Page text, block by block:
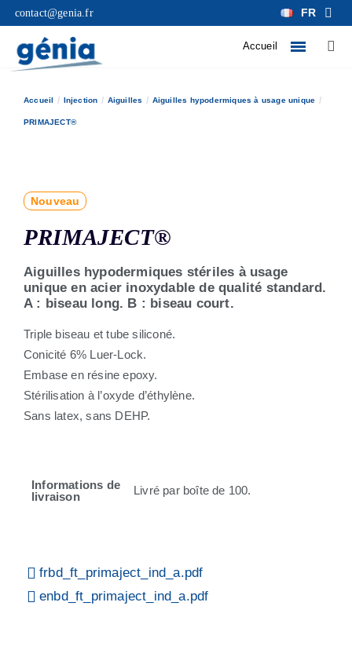
contact@genia.fr FR
Accueil
Accueil Injection Aiguilles Aiguilles hypodermiques à usage unique
PRIMAJECT®
Nouveau
PRIMAJECT®
Aiguilles hypodermiques stériles à usage
unique en acier inoxydable de qualité standard.
A : biseau long. B : biseau court.
Triple biseau et tube siliconé.
Conicité 6% Luer-Lock.
Embase en résine epoxy.
Stérilisation à l’oxyde d’éthylène.
Sans latex, sans DEHP.
Informations de
livraison
Livré par boîte de 100.
frbd_ft_primaject_ind_a.pdf
enbd_ft_primaject_ind_a.pdf